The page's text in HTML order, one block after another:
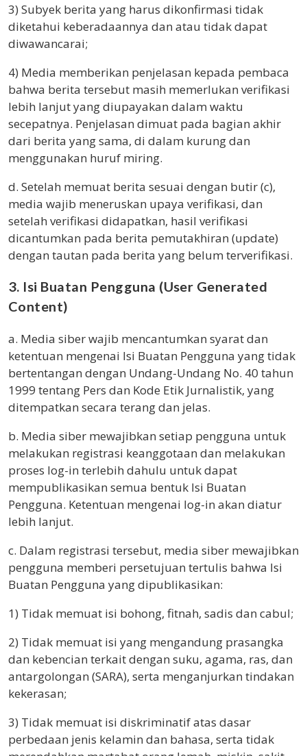
3) Subyek berita yang harus dikonfirmasi tidak
diketahui keberadaannya dan atau tidak dapat
diwawancarai;
4) Media memberikan penjelasan kepada pembaca
bahwa berita tersebut masih memerlukan verifikasi
lebih lanjut yang diupayakan dalam waktu
secepatnya. Penjelasan dimuat pada bagian akhir
dari berita yang sama, di dalam kurung dan
menggunakan huruf miring.
d. Setelah memuat berita sesuai dengan butir (c),
media wajib meneruskan upaya verifikasi, dan
setelah verifikasi didapatkan, hasil verifikasi
dicantumkan pada berita pemutakhiran (update)
dengan tautan pada berita yang belum terverifikasi.
3. Isi Buatan Pengguna (User Generated
Content)
a. Media siber wajib mencantumkan syarat dan
ketentuan mengenai Isi Buatan Pengguna yang tidak
bertentangan dengan Undang-Undang No. 40 tahun
1999 tentang Pers dan Kode Etik Jurnalistik, yang
ditempatkan secara terang dan jelas.
b. Media siber mewajibkan setiap pengguna untuk
melakukan registrasi keanggotaan dan melakukan
proses log-in terlebih dahulu untuk dapat
mempublikasikan semua bentuk Isi Buatan
Pengguna. Ketentuan mengenai log-in akan diatur
lebih lanjut.
c. Dalam registrasi tersebut, media siber mewajibkan
pengguna memberi persetujuan tertulis bahwa Isi
Buatan Pengguna yang dipublikasikan:
1) Tidak memuat isi bohong, fitnah, sadis dan cabul;
2) Tidak memuat isi yang mengandung prasangka
dan kebencian terkait dengan suku, agama, ras, dan
antargolongan (SARA), serta menganjurkan tindakan
kekerasan;
3) Tidak memuat isi diskriminatif atas dasar
perbedaan jenis kelamin dan bahasa, serta tidak